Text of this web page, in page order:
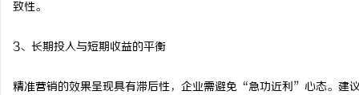
致性。
3、长期投入与短期收益的平衡
精准营销的效果呈现具有滞后性，企业需避免“急功近利”心态。建